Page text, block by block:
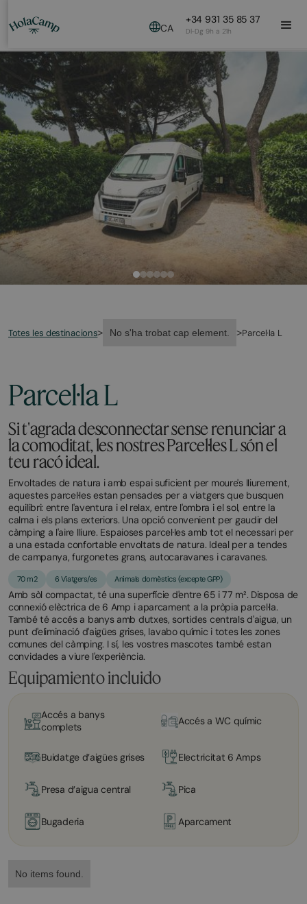
CA
+34 931 35 85 37
Dl-Dg 9h a 21h
Totes les destinacions> No s'ha trobat cap element. >Parcel·la L
Parcel·la L
Si t'agrada desconnectar sense renunciar a
la comoditat, les nostres Parcel·les L són el
teu racó ideal.
Envoltades de natura i amb espai suficient per moure's lliurement,
aquestes parcel·les estan pensades per a viatgers que busquen
equilibri: entre l'aventura i el relax, entre l'ombra i el sol, entre la
calma i els plans exteriors. Una opció convenient per gaudir del
càmping a l'aire lliure. Espaioses parcel·les amb tot el necessari per
a una estada confortable envoltats de natura. Ideal per a tendes
de campanya, furgonetes grans, autocaravanes i caravanes.
70 m2 6 Viatgers/es Animals domèstics (excepte GPP)
Amb sòl compactat, té una superfície d'entre 65 i 77 m². Disposa de
connexió elèctrica de 6 Amp i aparcament a la pròpia parcel·la.
També té accés a banys amb dutxes, sortides centrals d'aigua, un
punt d'eliminació d'aigües grises, lavabo químic i totes les zones
comunes del càmping. I sí, les vostres mascotes també estan
convidades a viure l'experiència.
Equipamiento incluido
Accés a banys
complets
Accés a WC químic
Buidatge d’aigües grises Electricitat 6 Amps
Presa d’aigua central Pica
Bugaderia Aparcament
No items found.